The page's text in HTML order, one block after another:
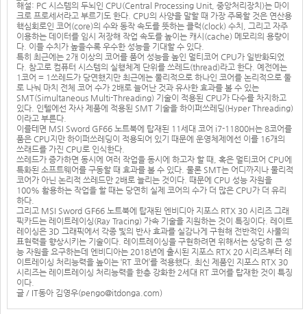
해설: PC 시스템의 두뇌인 CPU(Central Processing Unit, 중앙처리장치)는 마이
크로 프로세서라고 부르기도 한다. CPU의 사양을 말할 때 가장 주목할 것은 연산용
핵심회로인 코어(core)의 수와 동작 속도를 뜻하는 클럭(clock) 수치, 그리고 자주
이용하는 데이터를 임시 저장해 작업 속도를 높이는 캐시(cache) 메모리의 용량이
다. 이들 수치가 높을수록 우수한 성능을 기대할 수 있다.
특히 최근에는 2개 이상의 코어를 품어 성능을 높인 멀티코어 CPU가 일반화되었
다. 참고로 컴퓨터 시스템의 실행체계 단위를 쓰레드(thread)라고 한다. 예전에는
1코어 = 1쓰레드가 당연했지만 최근에는 물리적으로 하나인 코어를 논리적으로 둘
로 나눠 마치 전체 코어 수가 2배로 늘어난 것과 유사한 효과를 볼 수 있는
SMT(Simultaneous Multi-Threading) 기술이 적용된 CPU가 다수를 차지하고
있다. 인텔에선 자사 제품에 적용된 SMT 기술을 하이퍼쓰레딩(Hyper Threading)
이라고 부른다.
이를테면 MSI Sword GF66 노트북에 탑재된 11세대 코어 i7-11800H는 8코어를
품은 CPU지만 하이퍼쓰레딩이 적용되어 있기 때문에 운영체제에선 이를 16개의
쓰래드를 가진 CPU로 인식한다.
쓰레드가 증가하면 동시에 여러 작업을 동시에 하고자 할 때, 혹은 멀티코어 CPU에
특화된 소프트웨어를 구동할 때 효과를 볼 수 있다. 물론 SMT는 어디까지나 물리적
코어가 아닌 논리적 쓰레드만 2배로 늘리는 것이다. 때문에 CPU 성능 자원을
100% 활용하는 작업을 할 때는 당연히 실제 코어의 수가 더 많은 CPU가 더 유리
하다.
그리고 MSI Sword GF66 노트북에 탑재된 엔비디아 지포스 RTX 30 시리즈 그래
픽카드는 레이트레이싱(Ray Tracing) 가속 기술을 지원하는 것이 특징이다. 레이트
레이싱은 3D 그래픽에서 각종 빛의 반사 효과를 실감나게 구현해 전반적인 사물의
표현력을 향상시키는 기술이다. 레이트레이싱을 구현하려면 위해서는 상당히 큰 성
능 자원을 요구하는데 엔비디아는 2018년에 출시된 지포스 RTX 20 시리즈부터 레
이트레이싱 처리능력을 높이는 ‘RT 코어’를 적용했다. 최신 제품인 지포스 RTX 30
시리즈는 레이트레이싱 처리능력을 한층 강화한 2세대 RT 코어를 탑재한 것이 특징
이다.
글 / IT동아 김영우(pengo@itdonga.com)